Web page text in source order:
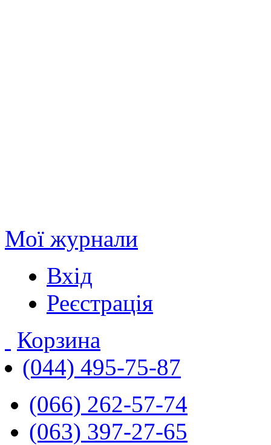
Мої журнали
Вхід
Реєстрація
Корзина
(044) 495-75-87
(066) 262-57-74
(063) 397-27-65